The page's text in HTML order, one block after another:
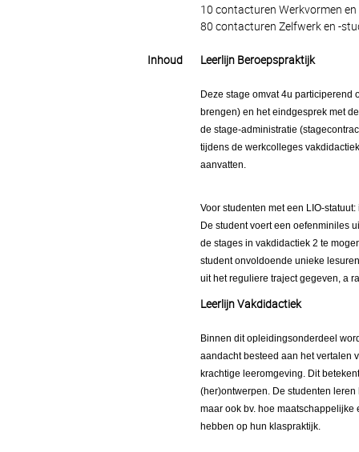
10 contacturen Werkvormen en
80 contacturen Zelfwerk en -
Inhoud Leerlijn Beroepspraktijk
Deze stage omvat 4u
brengen) en het eindgesprek met
de stage-administratie
tijdens de werkcolleges
aanvatten.
Voor studenten met een LIO-
De student voert een oefenminiles
de stages in vakdidactiek 2 te
student onvoldoende unieke
uit het reguliere traject gegeven, a
Leerlijn Vakdidactiek
Binnen dit opleidingsonderdeel
aandacht besteed aan het vertalen
krachtige leeromgeving. Dit
(her)ontwerpen. De studenten
maar ook bv. hoe
hebben op hun klaspraktijk.